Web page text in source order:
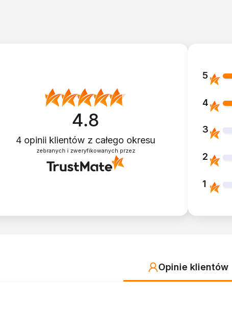
4.8
4 opinii klientów z całego okresu
zebranych i zweryfikowanych przez
5
4
3
2
1
Opinie klientów